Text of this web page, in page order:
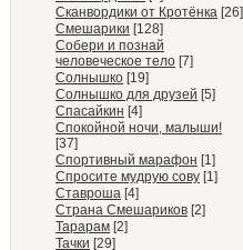
Сканвордики от Кротёнка [26]
Смешарики [128]
Собери и познай
человеческое тело [7]
Солнышко [19]
Солнышко для друзей [5]
Спасайкин [4]
Спокойной ночи, малыши!
[37]
Спортивный марафон [1]
Спросите мудрую сову [1]
Ставроша [4]
Страна Смешариков [2]
Тарарам [2]
Тачки [29]